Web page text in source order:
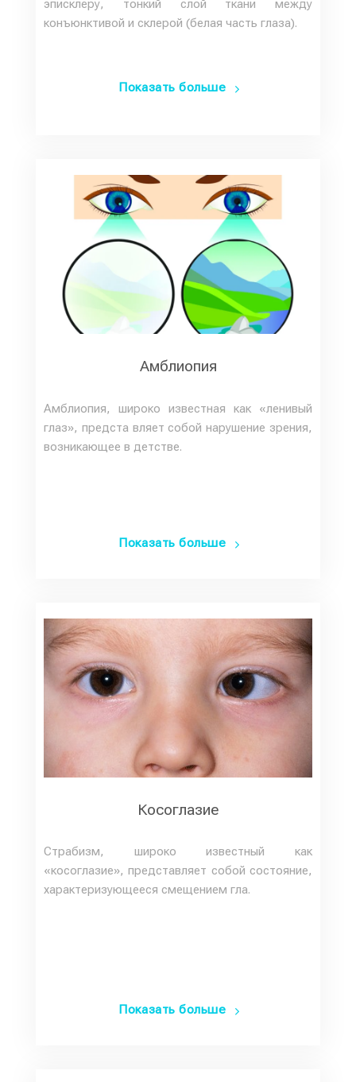
эписклеру, тонкий слой ткани между
конъюнктивой и склерой (белая часть глаза).
Показать больше
Амблиопия
Амблиопия, широко известная как «ленивый
глаз», предста вляет собой нарушение зрения,
возникающее в детстве.
Показать больше
Косоглазие
Страбизм, широко известный как
«косоглазие», представляет собой состояние,
характеризующееся смещением гла.
Показать больше